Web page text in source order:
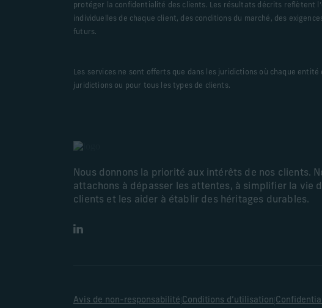
protéger la confidentialité des clients. Les résultats décrits reflètent
individuelles de chaque client, des conditions du marché, des
futurs.
Les services ne sont offerts que dans les juridictions où chaque
juridictions ou pour tous les types de clients.
Nous donnons la priorité aux intérêts de nos clients.
attachons à dépasser les attentes, à simplifier la vie
clients et les aider à établir des héritages durables.
LinkedIn
Avis de non-responsabilité Conditions d’utilisation